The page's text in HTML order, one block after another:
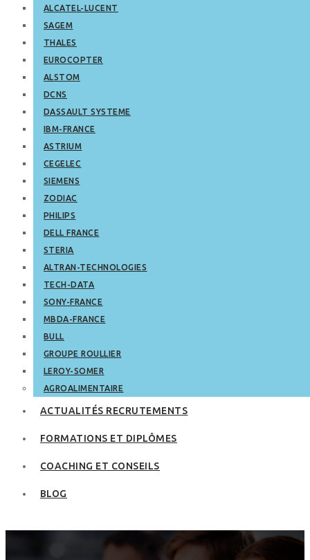
ALCATEL-LUCENT
SAGEM
THALES
EUROCOPTER
ALSTOM
DCNS
DASSAULT SYSTEME
IBM-FRANCE
ASTRIUM
CEGELEC
SIEMENS
ZODIAC
PHILIPS
DELL FRANCE
STERIA
ALTRAN-TECHNOLOGIES
TECH-DATA
SONY-FRANCE
MBDA-FRANCE
BULL
GROUPE ROULLIER
LEROY-SOMER
AGROALIMENTAIRE
ACTUALITÉS RECRUTEMENTS
FORMATIONS ET DIPLÔMES
COACHING ET CONSEILS
BLOG